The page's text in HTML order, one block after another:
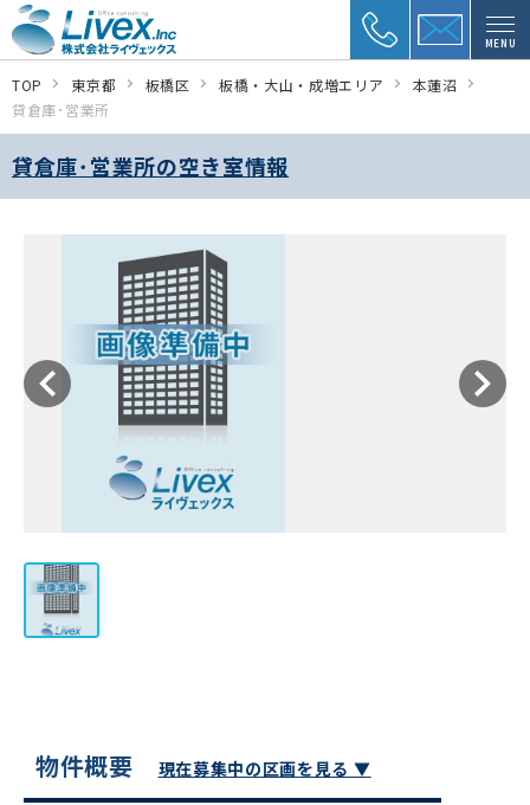
MENU
TOP 東京都 板橋区 板橋・大山・成増エリア
本蓮沼
貸倉庫･営業所
貸倉庫･営業所の空き室情報
物件概要 現在募集中の区画を見る ▼